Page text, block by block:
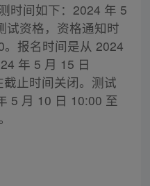
时间如下：2024 年 5
试资格，资格通知时
报名时间是从 2024
年 5 月 15 日
止时间关闭。测试
5 月 10 日 10:00 至